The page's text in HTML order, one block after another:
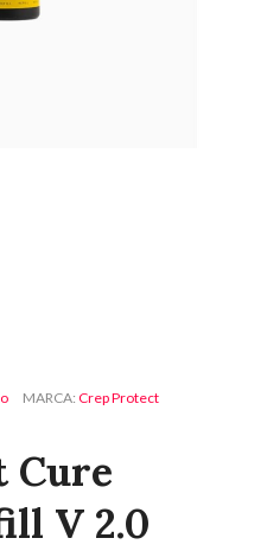
MARCA Crep Protect
Cure
V 2.0